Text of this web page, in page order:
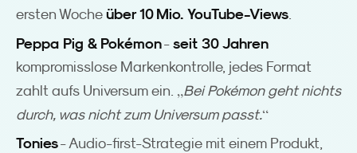
ersten Woche über 10 Mio. YouTube-Views.
Peppa Pig & Pokémon- seit 30 Jahren
kompromisslose Markenkontrolle, jedes Format
zahlt aufs Universum ein. „Bei Pokémon geht nichts
durch, was nicht zum Universum passt.“
Tonies- Audio-first-Strategie mit einem Produkt,